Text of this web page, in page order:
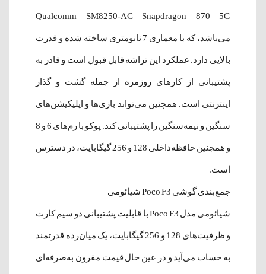
Qualcomm SM8250-AC Snapdragon 870 5G
می‌باشد، که با معماری 7 نانومتری ساخته‌ شده و قدرت
بالایی دارد. عملکرد این تراشه قابل قبول است و قادر به
پشتیبانی از کارهای روزمره از جمله گشت‌‌ و گذار
اینترنتی است. همچنین می‌تواند بازی‌ها و اپلیکیشن‌های
سنگین و نیمه‌سنگین را پشتیبانی کند. پوکو با رم‌های 6 و 8
و همچنین حافظه‌داخلی 128 و 256 گیگابایت، در دسترس
است.
جمع‌بندی گوشی Poco F3 شیائومی
شیائومی مدل Poco F3 با قابلیت پشتیبانی دو سیم‌ کارت
و ظرفیت‌های 128 و 256 گیگابایت، یک میان‌‌رده قدرتمند
به حساب می‌آید و در عین حال قیمت مقرون به‌صرفه‌ای